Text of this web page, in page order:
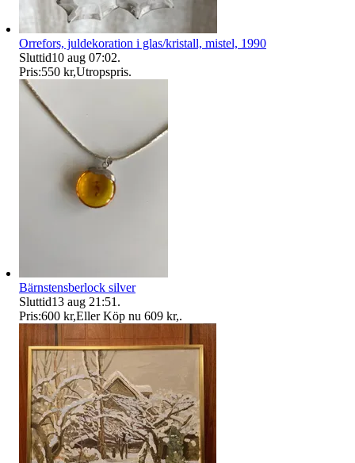
Orrefors, juldekoration i glas/kristall, mistel, 1990
Sluttid10 aug 07:02.
Pris:550 kr,Utropspris.
Bärnstensberlock silver
Sluttid13 aug 21:51 .
Pris:600 kr,Eller Köp nu 609 kr,.